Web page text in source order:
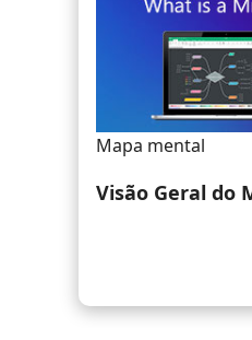
Mapa mental
Visão Geral do